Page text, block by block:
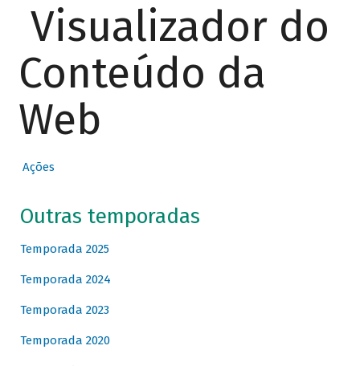
Visualizador do
Conteúdo da
Web
Ações
Outras temporadas
Temporada 2025
Temporada 2024
Temporada 2023
Temporada 2020